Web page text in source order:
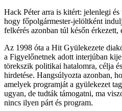
Hack Péter arra is kitért: jelenlegi
hogy főpolgármester-jelöltként
felkérés azonban túl későn
Az 1998 óta a Hit Gyülekezete
a Figyelőnetnek adott interjúban
törekszik politikai hatalomra, célja
hirdetése. Hangsúlyozta azonban,
amelyek programját a gyülekezet
ugyan, de tudták támogatni, ma
nincs ilyen párt és program.